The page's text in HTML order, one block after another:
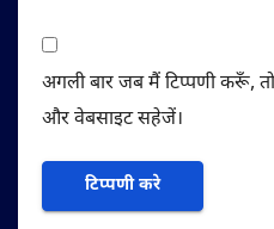
अगली बार जब मैं टिप्पणी करूँ,
और वेबसाइट सहेजें।